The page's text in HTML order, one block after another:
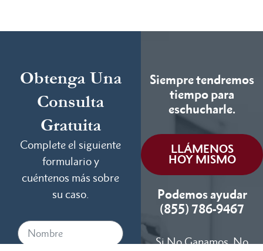
Obtenga Una
Consulta
Gratuita
Complete el siguiente
formulario y
cuéntenos más sobre
su caso.
Siempre tendremos
tiempo para
eschucharle.
LLÁMENOS
HOY MISMO
Podemos ayudar
(855) 786-9467
Si No Ganamos, No